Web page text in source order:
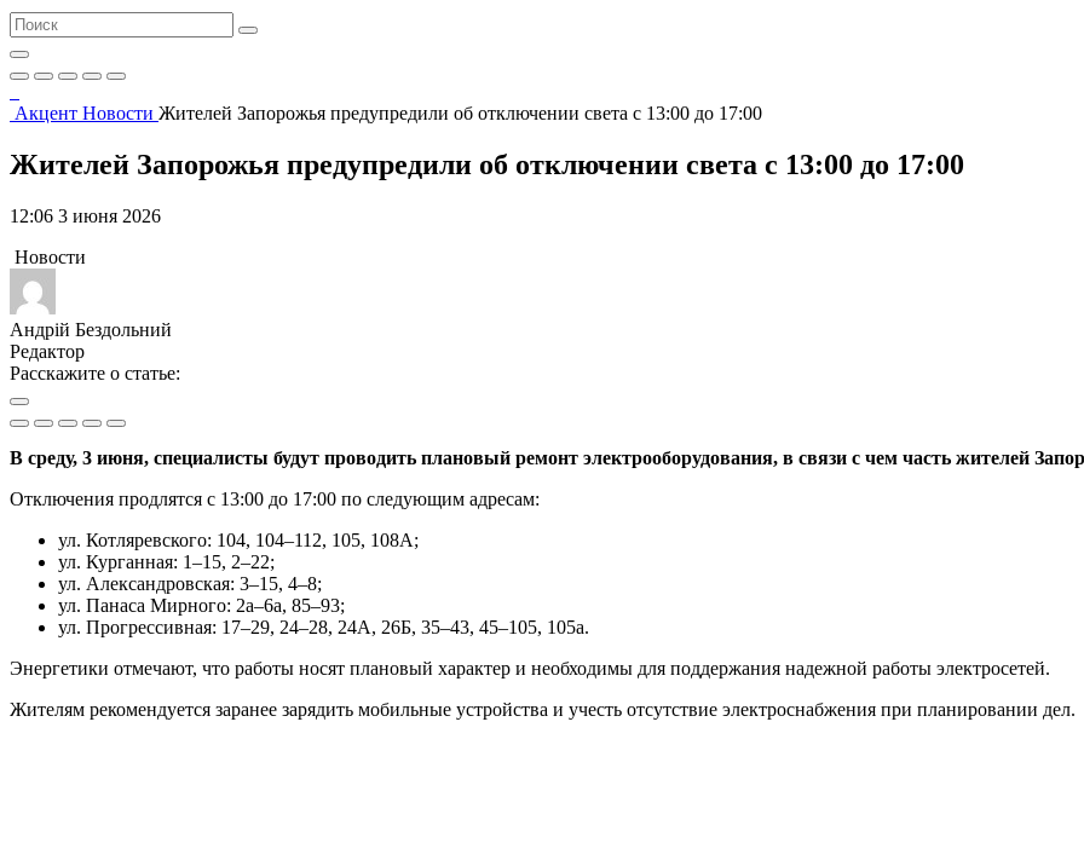
Акцент Новости Жителей Запорожья предупредили об отключении света с 13:00 до 17:00
Жителей Запорожья предупредили об отключении света с 13:00 до 17:00
12:06 3 июня 2026
Новости
Андрій Бездольний
Редактор
Расскажите о статье:
В среду, 3 июня, специалисты будут проводить плановый ремонт электрооборудования, в связи с чем часть жителей
Отключения продлятся с 13:00 до 17:00 по следующим адресам:
ул. Котляревского: 104, 104–112, 105, 108А;
ул. Курганная: 1–15, 2–22;
ул. Александровская: 3–15, 4–8;
ул. Панаса Мирного: 2а–6а, 85–93;
ул. Прогрессивная: 17–29, 24–28, 24А, 26Б, 35–43, 45–105, 105а.
Энергетики отмечают, что работы носят плановый характер и необходимы для поддержания надежной работы электросетей.
Жителям рекомендуется заранее зарядить мобильные устройства и учесть отсутствие электроснабжения при планировании дел.